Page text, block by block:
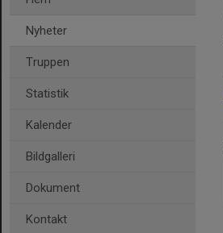
Nyheter
Truppen
Statistik
Kalender
Bildgalleri
Dokument
Kontakt